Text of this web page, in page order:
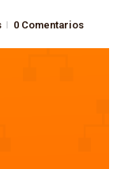
0 Comentarios